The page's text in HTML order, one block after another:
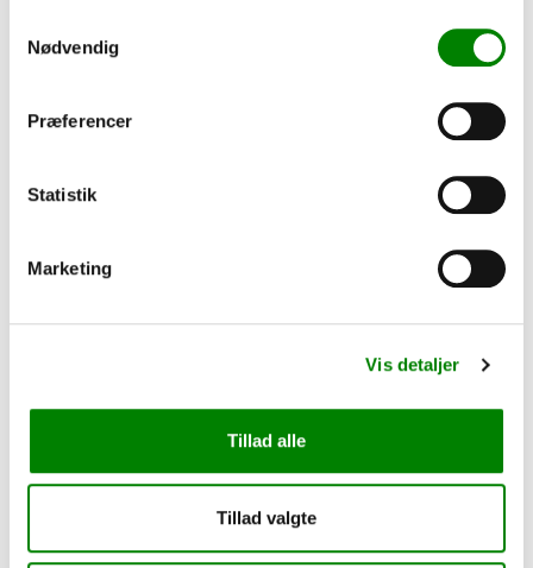
Nødvendig
Præferencer
Statistik
Marketing
Vis detaljer
Tillad alle
Tillad valgte
Dæmpbar – skab den rette atmosfære til enhver situation
Professionel kvalitet – designet til både private og erhverv
ét.
Har du spørgsmål?
Vi hjælper dig gerne, ring på
Telefontid:
16:00
info@ultraline.dk